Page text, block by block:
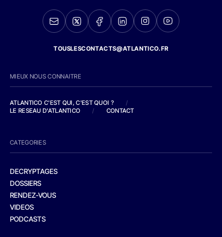
TOUSLESCONTACTS@ATLANTICO.FR
MIEUX NOUS CONNAITRE
ATLANTICO C'EST QUI, C'EST QUOI ?
/
LE RESEAU D'ATLANTICO
/ CONTACT
CATEGORIES
DECRYPTAGES
DOSSIERS
RENDEZ-VOUS
VIDEOS
PODCASTS